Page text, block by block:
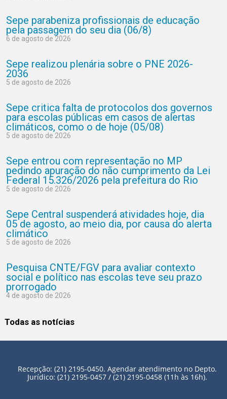
Sepe parabeniza profissionais de educação
pela passagem do seu dia (06/8)
6 de agosto de 2026
Sepe realizou plenária sobre o PNE 2026-
2036
5 de agosto de 2026
Sepe critica falta de protocolos dos governos
para escolas públicas em casos de alertas
climáticos, como o de hoje (05/08)
5 de agosto de 2026
Sepe entrou com representação no MP
pedindo apuração do não cumprimento da Lei
Federal 15.326/2026 pela prefeitura do Rio
5 de agosto de 2026
Sepe Central suspenderá atividades hoje, dia
05 de agosto, ao meio dia, por causa do alerta
climático
5 de agosto de 2026
Pesquisa CNTE/FGV para avaliar contexto
social e político nas escolas teve seu prazo
prorrogado
4 de agosto de 2026
Todas as notícias
Recepção: (21) 2195-0450. Agendar atendimento no Depto.
Jurídico: (21) 2195-0457 / (21) 2195-0458 (11h às 16h).